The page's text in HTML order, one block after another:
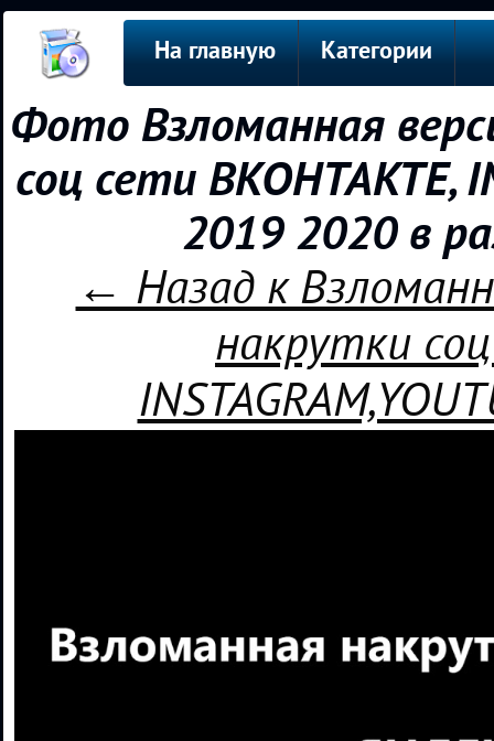
На главную Категории
Фото Взломанная
соц сети ВКОНТАКТЕ,
2019 2020 в
← Назад к
накрутки